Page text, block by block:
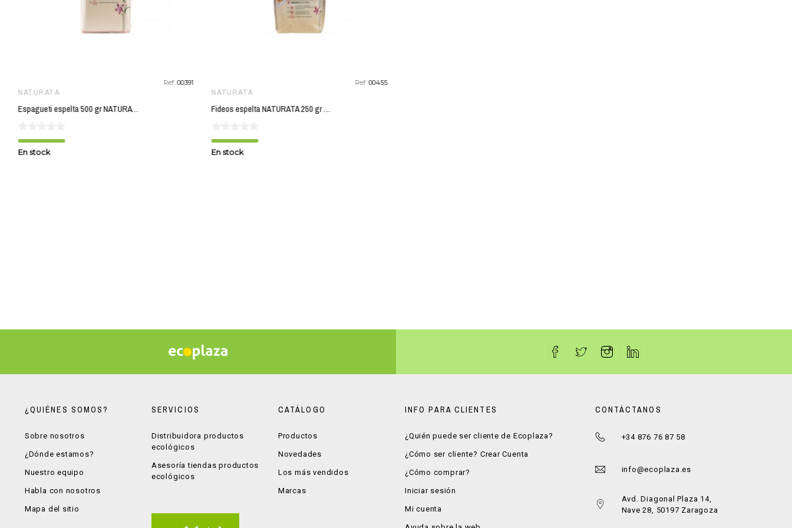
Espagueti espelta 500 gr NATURATA ECO Fideos espelta NATURATA 250 gr ECO
¿QUIÉNES SOMOS?
Sobre nosotros
¿Dónde estamos?
Nuestro equipo
Habla con nosotros
Mapa del sitio
SERVICIOS
Distribuidora productos
ecológicos
Asesoría tiendas productos
ecológicos
CATÁLOGO
Productos
Novedades
Los más vendidos
Marcas
INFO PARA CLIENTES
¿Quién puede ser cliente de Ecoplaza?
¿Cómo ser cliente? Crear Cuenta
¿Cómo comprar?
Iniciar sesión
Mi cuenta
CONTÁCTANOS
+34 876 76 87 58
info@ecoplaza.es
Avd. Diagonal Plaza 14,
Nave 28, 50197 Zaragoza